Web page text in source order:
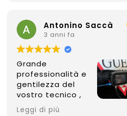
Jasef 74
2 mesi fa
Questo utente ha lasciato
solo una valutazione.